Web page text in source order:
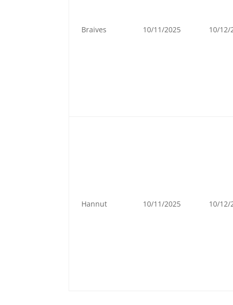
Braives 10/11/2025 10/12/
Hannut 10/11/2025 10/12/